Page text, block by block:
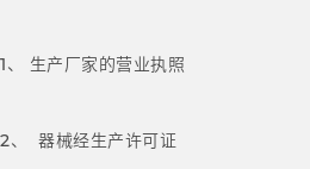
1、 生产厂家的营业执照
2、 器械经生产许可证